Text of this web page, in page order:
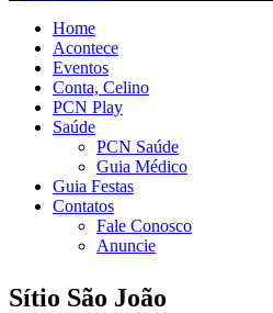
Home
Acontece
Eventos
Conta, Celino
PCN Play
Saúde
PCN Saúde
Guia Médico
Guia Festas
Contatos
Fale Conosco
Anuncie
Sítio São João